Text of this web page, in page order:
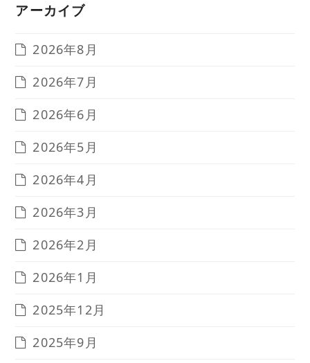
アーカイブ
2026年8月
2026年7月
2026年6月
2026年5月
2026年4月
2026年3月
2026年2月
2026年1月
2025年12月
2025年9月